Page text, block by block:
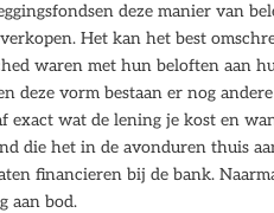
deze manier van
Het kan het best
waren met hun beloften aan
deze vorm bestaan er nog
exact wat de lening je kost en
die het in de avonduren thuis
financieren bij de bank.
aan bod.